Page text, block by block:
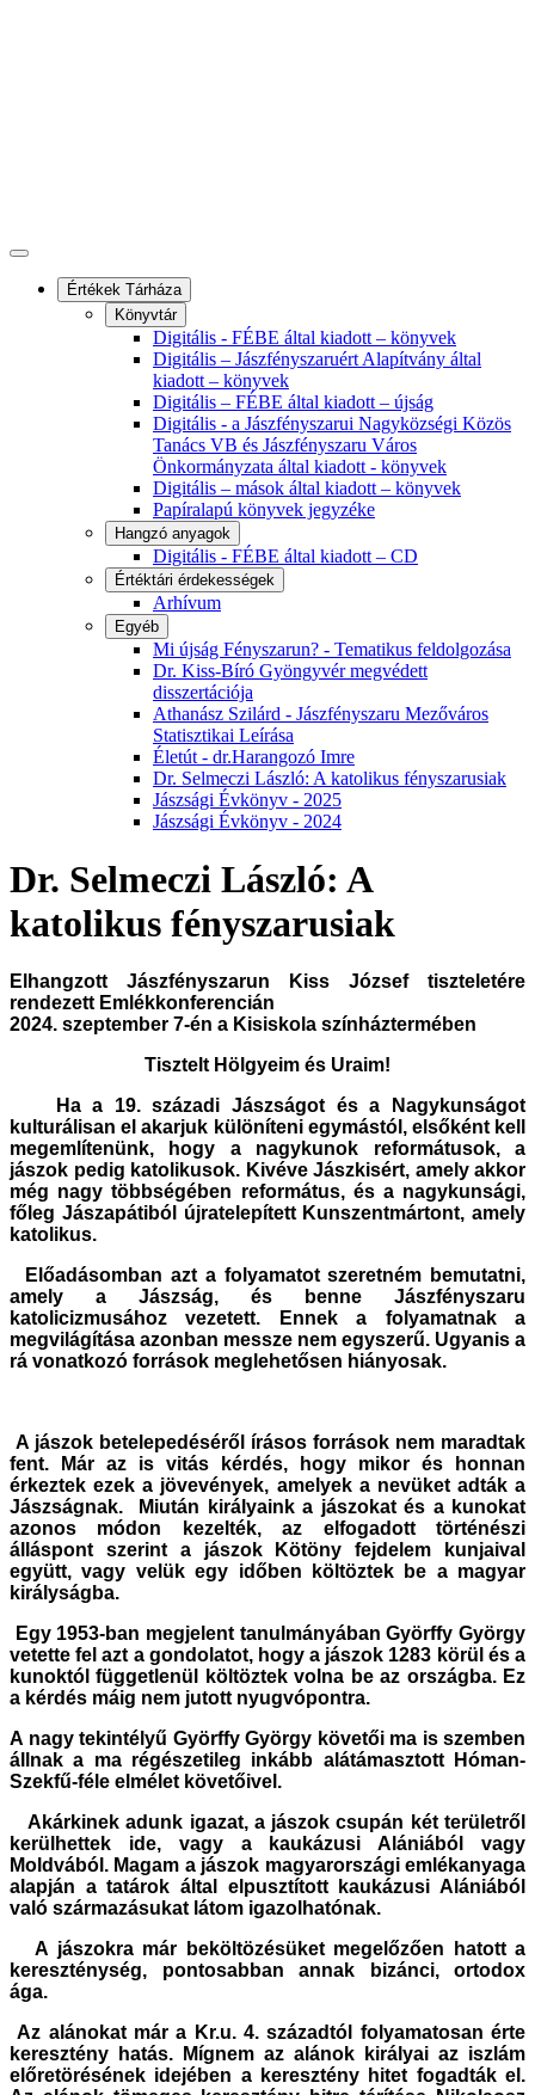
Értékek Tárháza
Könyvtár
Digitális - FÉBE által kiadott – könyvek
Digitális – Jászfényszaruért Alapítvány által
kiadott – könyvek
Digitális – FÉBE által kiadott – újság
Digitális - a Jászfényszarui Nagyközségi Közös
Tanács VB és Jászfényszaru Város
Önkormányzata által kiadott - könyvek
Digitális – mások által kiadott – könyvek
Papíralapú könyvek jegyzéke
Hangzó anyagok
Digitális - FÉBE által kiadott – CD
Értéktári érdekességek
Arhívum
Egyéb
Mi újság Fényszarun? - Tematikus feldolgozása
Dr. Kiss-Bíró Gyöngyvér megvédett
disszertációja
Athanász Szilárd - Jászfényszaru Mezőváros
Statisztikai Leírása
Életút - dr.Harangozó Imre
Dr. Selmeczi László: A katolikus fényszarusiak
Jászsági Évkönyv - 2025
Jászsági Évkönyv - 2024
Dr. Selmeczi László: A
katolikus fényszarusiak
Elhangzott Jászfényszarun Kiss József tiszteletére
rendezett Emlékkonferencián
2024. szeptember 7-én a Kisiskola színháztermében
Tisztelt Hölgyeim és Uraim!
Ha a 19. századi Jászságot és a Nagykunságot
kulturálisan el akarjuk különíteni egymástól, elsőként kell
megemlítenünk, hogy a nagykunok reformátusok, a
jászok pedig katolikusok. Kivéve Jászkisért, amely akkor
még nagy többségében református, és a nagykunsági,
főleg Jászapátiból újratelepített Kunszentmártont, amely
katolikus.
Előadásomban azt a folyamatot szeretném bemutatni,
amely a Jászság, és benne Jászfényszaru
katolicizmusához vezetett. Ennek a folyamatnak a
megvilágítása azonban messze nem egyszerű. Ugyanis a
rá vonatkozó források meglehetősen hiányosak.
A jászok betelepedéséről írásos források nem maradtak
fent. Már az is vitás kérdés, hogy mikor és honnan
érkeztek ezek a jövevények, amelyek a nevüket adták a
Jászságnak. Miután királyaink a jászokat és a kunokat
azonos módon kezelték, az elfogadott történészi
álláspont szerint a jászok Kötöny fejdelem kunjaival
együtt, vagy velük egy időben költöztek be a magyar
királyságba.
Egy 1953-ban megjelent tanulmányában Györffy György
vetette fel azt a gondolatot, hogy a jászok 1283 körül és a
kunoktól függetlenül költöztek volna be az országba. Ez
a kérdés máig nem jutott nyugvópontra.
A nagy tekintélyű Györffy György követői ma is szemben
állnak a ma régészetileg inkább alátámasztott Hóman-
Szekfű-féle elmélet követőivel.
Akárkinek adunk igazat, a jászok csupán két területről
kerülhettek ide, vagy a kaukázusi Alániából vagy
Moldvából. Magam a jászok magyarországi emlékanyaga
alapján a tatárok által elpusztított kaukázusi Alániából
való származásukat látom igazolhatónak.
A jászokra már beköltözésüket megelőzően hatott a
kereszténység, pontosabban annak bizánci, ortodox
ága.
Az alánokat már a Kr.u. 4. századtól folyamatosan érte
keresztény hatás. Mígnem az alánok királyai az iszlám
előretörésének idejében a keresztény hitet fogadták el.